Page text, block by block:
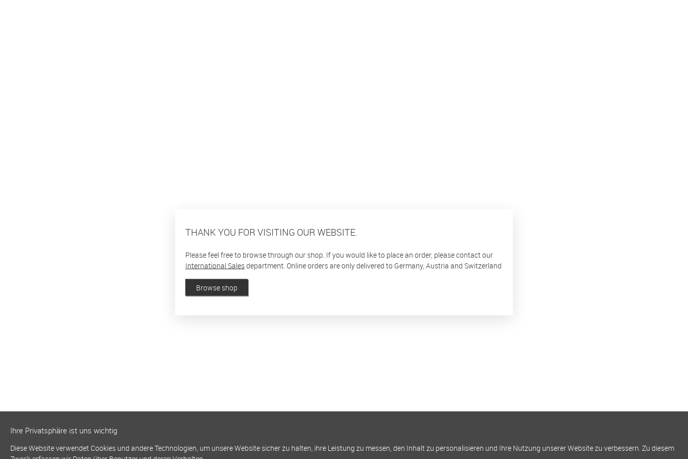
THANK YOU FOR VISITING OUR WEBSITE.
Please feel free to browse through our shop. If you would like to place an order, please contact our
International Salesdepartment. Online orders are only delivered to Germany, Austria and Switzerland
Browse shop
Ihre Privatsphäre ist uns wichtig
Diese Website verwendet Cookies und andere Technologien, um unsere Website sicher zu halten, ihre Leistung zu messen, den Inhalt zu personalisieren und Ihre Nutzung unserer Website zu verbessern. Zu diesem